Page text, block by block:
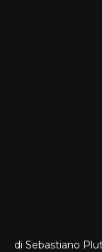
di Sebastiano